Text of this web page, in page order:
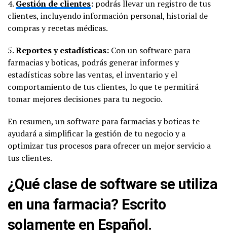
4. Gestión de clientes: podrás llevar un registro de tus
clientes, incluyendo información personal, historial de
compras y recetas médicas.
5.Reportes y estadísticas: Con un software para
farmacias y boticas, podrás generar informes y
estadísticas sobre las ventas, el inventario y el
comportamiento de tus clientes, lo que te permitirá
tomar mejores decisiones para tu negocio.
En resumen, un software para farmacias y boticas te
ayudará a simplificar la gestión de tu negocio y a
optimizar tus procesos para ofrecer un mejor servicio a
tus clientes.
¿Qué clase de software se utiliza
en una farmacia? Escrito
solamente en Español.